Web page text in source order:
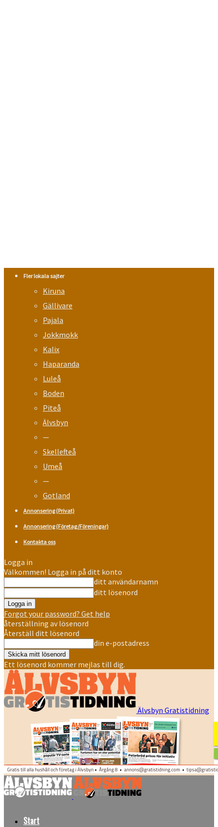
Fler lokala sajter
Kiruna
Gällivare
Pajala
Jokkmokk
Kalix
Haparanda
Luleå
Boden
Piteå
Älvsbyn
—
Skellefteå
Umeå
—
Gotland
Annonsering (Privat)
Annonsering (Företag/Föreningar)
Kontakta oss
Logga in
Välkommen! Logga in på ditt konto
ditt användarnamn
ditt lösenord
Forgot your password? Get help
återställning av lösenord
Återställ ditt lösenord
din e-postadress
Ett lösenord kommer mejlas till dig.
Älvsbyn Gratistidning
Start